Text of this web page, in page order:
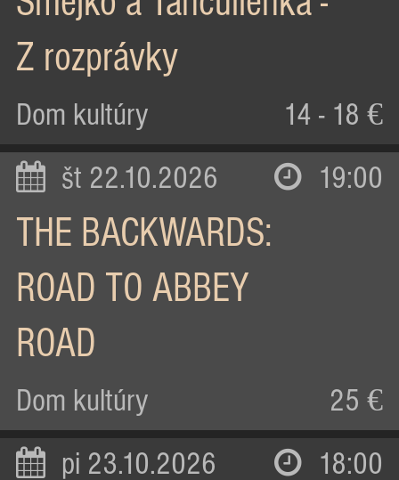
Z rozprávky
Dom kultúry 14 - 18 €
št 22.10.2026 19:00
THE BACKWARDS:
ROAD TO ABBEY
ROAD
Dom kultúry 25 €
pi 23.10.2026 18:00